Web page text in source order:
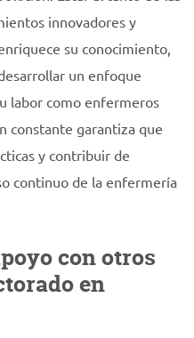
innovadores y
su conocimiento,
un enfoque
labor como enfermeros
constante garantiza que
y contribuir de
continuo de la enfermería
con otros
en